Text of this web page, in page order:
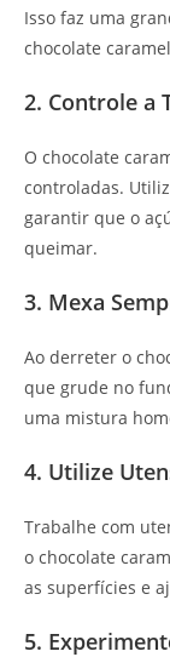
Isso faz uma
chocolate
2. Controle a
O chocolate
controladas.
garantir que o
queimar.
3. Mexa
Ao derreter o
que grude no
uma mistura
4. Utilize
Trabalhe com
o chocolate
as superfícies e
5.